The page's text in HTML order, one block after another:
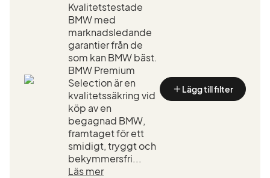
+50
km
(Plats)
Kvalitetstestade
BMW med
marknadsledande
garantier från de
som kan BMW bäst.
BMW Premium
Selection är en
kvalitetssäkring vid
köp av en
begagnad BMW,
framtaget för ett
smidigt, tryggt och
bekymmersfri...
Läs mer
Lägg till filter